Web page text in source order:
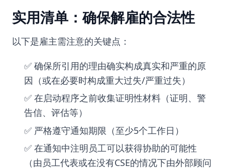
实用清单：确保解雇的合法性
以下是雇主需注意的关键点：
✅ 确保所引用的理由确实构成真实和严重的原
因（或在必要时构成重大过失/严重过失）
✅ 在启动程序之前收集证明性材料（证明、警
告信、评估等）
✅ 严格遵守通知期限（至少5个工作日）
✅ 在通知中注明员工可以获得协助的可能性
（由员工代表或在没有CSE的情况下由外部顾问